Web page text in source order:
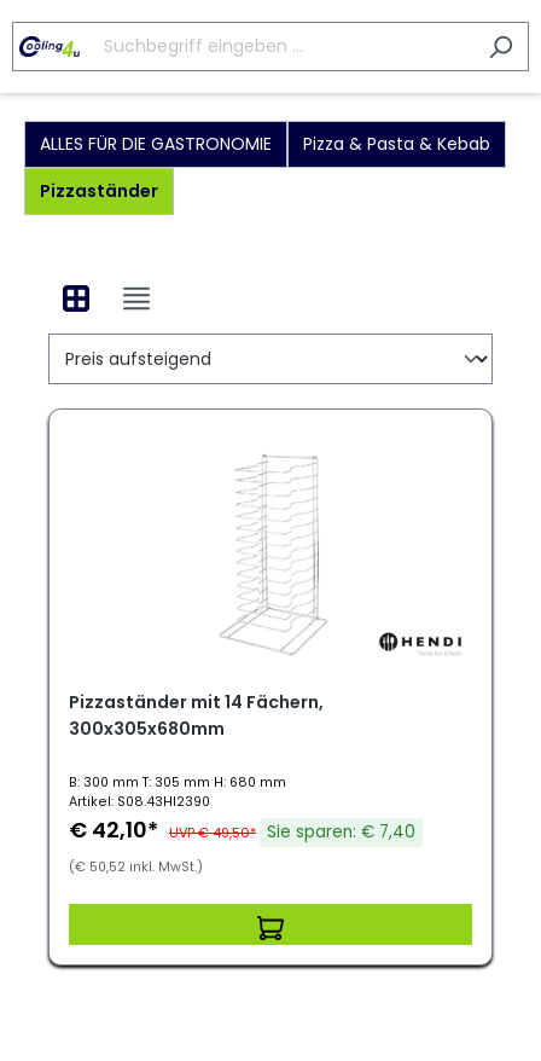
ALLES FÜR DIE GASTRONOMIE
Pizza & Pasta & Kebab
Pizzaständer
Pizzaständer mit 14 Fächern,
300x305x680mm
B: 300 mm T: 305 mm H: 680 mm
Artikel: S08.43HI2390
€ 42,10* UVP € 49,50* Sie sparen: € 7,40
(€ 50,52 inkl. MwSt.)